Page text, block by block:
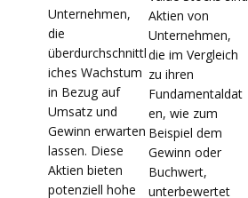
Unternehmen,
die
überdurchschnittl
iches Wachstum
in Bezug auf
Umsatz und
Gewinn erwarten
lassen. Diese
Aktien bieten
potenziell hohe
Aktien von
Unternehmen,
die im Vergleich
zu ihren
Fundamentaldat
en, wie zum
Beispiel dem
Gewinn oder
Buchwert,
unterbewertet